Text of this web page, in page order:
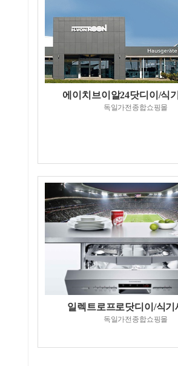
에이치브이알24닷디이/식
독일가전종합쇼핑몰
일렉트로프로닷디이/식기
독일가전종합쇼핑몰